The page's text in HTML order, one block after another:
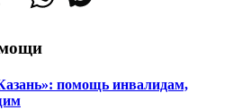
помощь инвалидам,